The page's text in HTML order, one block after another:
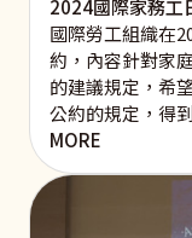
2024國際家務工
國際勞工組織在
約，內容針對家
的建議規定，希
公約的規定，得
MORE